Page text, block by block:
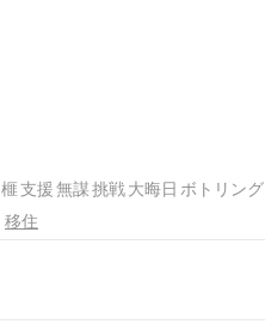
榧支援無謀挑戦大晦日 ボトリング
移住